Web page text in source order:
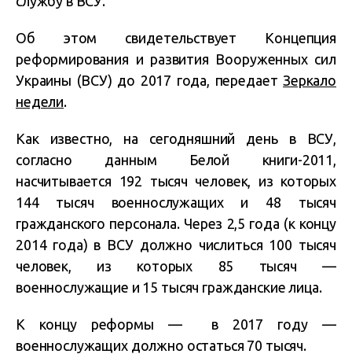
Об этом свидетельствует Концепция
реформирования и развития Вооруженных сил
Украины (ВСУ) до 2017 года, передаетЗеркало
недели.
Как известно, на сегодняшний день в ВСУ,
согласно данным Белой книги-2011,
насчитывается 192 тысяч человек, из которых
144 тысяч военнослужащих и 48 тысяч
гражданского персонала. Через 2,5 года (к концу
2014 года) в ВСУ должно числиться 100 тысяч
человек, из которых 85 тысяч —
военнослужащие и 15 тысяч гражданские лица.
К концу реформы — в 2017 году —
военнослужащих должно остаться 70 тысяч.